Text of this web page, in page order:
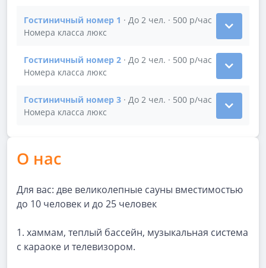
Гостиничный номер 1 · До 2 чел. · 500 р/час
Номера класса люкс
Показать подробности зала Гостиничный номер 1
Гостиничный номер 2 · До 2 чел. · 500 р/час
Номера класса люкс
Показать подробности зала Гостиничный номер 2
Гостиничный номер 3 · До 2 чел. · 500 р/час
Номера класса люкс
Показать подробности зала Гостиничный номер 3
О нас
Для вас: две великолепные сауны вместимостью
до 10 человек и до 25 человек
1. хаммам, теплый бассейн, музыкальная система
с караоке и телевизором.